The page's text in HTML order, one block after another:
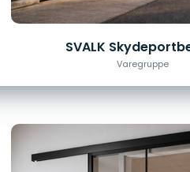
SVALK
Varegruppe